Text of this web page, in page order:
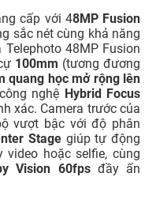
cấp với 48MP Fusion
sắc nét cùng khả năng
48MP Fusion
100mm (tương đương
quang học mở rộng lên
nghệ Hybrid Focus
xác. Camera trước của
vượt bậc với độ phân
Stage giúp tự động
hoặc selfie, cùng
Vision 60fpsđầy ấn